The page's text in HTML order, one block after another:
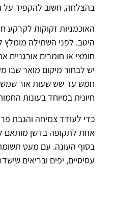
בהצלחה, חשוב להקפיד על
האוכמניות זקוקות לקרקע
היטב. לפני השתילה
חומצי או חומרים אורגניים
יש לבחור מיקום מואר שבו
חמש עד שש שעות אור שמש
חיונית במיוחד בעונות
כדי לעודד צמיחה והנבת
אחת לתקופה בדשן מותאם
בסוף העונה. עם מעט תשומת
עסיסיים, יפים ובריאים